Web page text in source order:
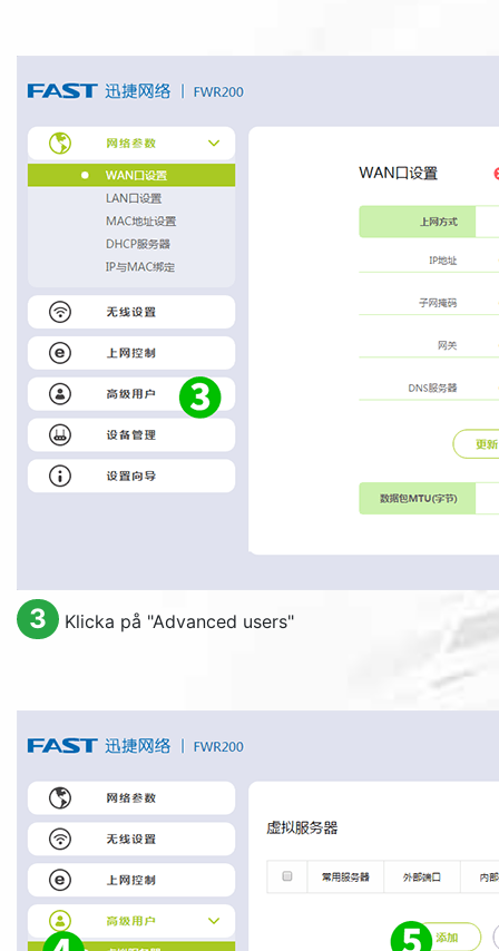
3 Klicka på "Advanced users"